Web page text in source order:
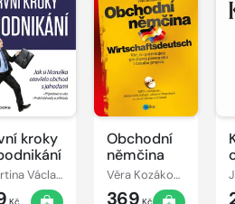
kroky
Martina Václavíková
Obchodní
němčina
Věra Kozáková
369